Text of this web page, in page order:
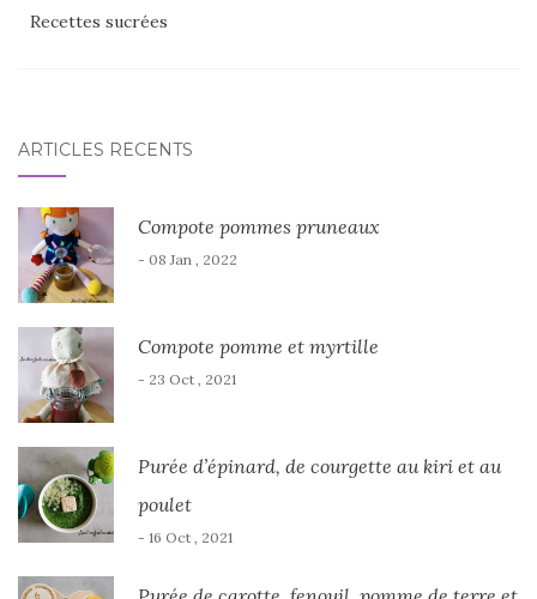
Recettes sucrées
ARTICLES RÉCENTS
Compote pommes pruneaux
- 08 Jan , 2022
Compote pomme et myrtille
- 23 Oct , 2021
Purée d’épinard, de courgette au kiri et au
poulet
- 16 Oct , 2021